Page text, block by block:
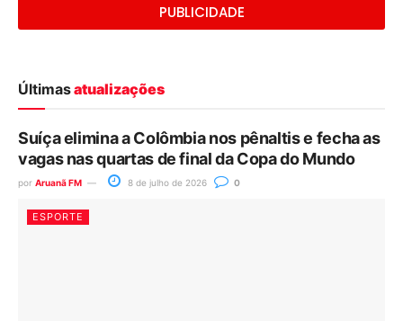
PUBLICIDADE
Últimasatualizações
Suíça elimina a Colômbia nos pênaltis e fecha as
vagas nas quartas de final da Copa do Mundo
por Aruanã FM 8 de julho de 2026 0
ESPORTE